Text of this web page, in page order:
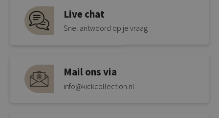
Live chat
Snel antwoord op je vraag
Mail ons via
info@kickcollection.nl